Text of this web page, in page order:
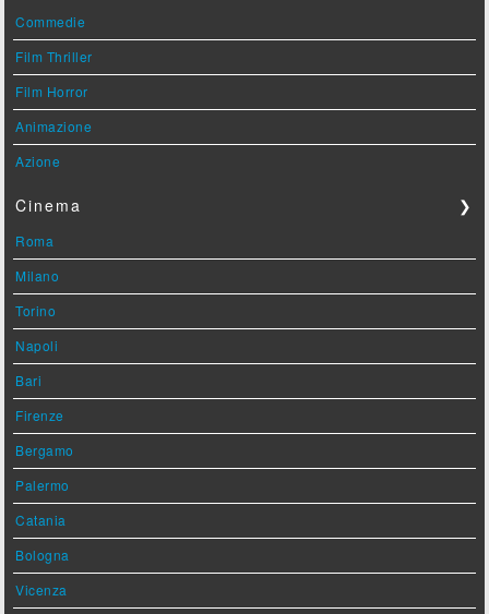
Commedie
Film Thriller
Film Horror
Animazione
Azione
Cinema ❯
Roma
Milano
Torino
Napoli
Bari
Firenze
Bergamo
Palermo
Catania
Bologna
Vicenza